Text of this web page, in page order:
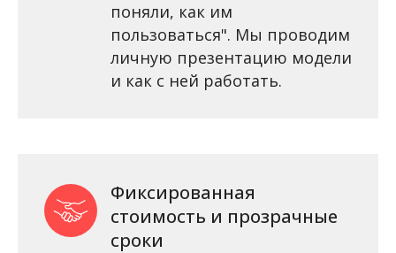
поняли, как им
пользоваться". Мы проводим
личную презентацию модели
и как с ней работать.
Фиксированная
стоимость и прозрачные
сроки